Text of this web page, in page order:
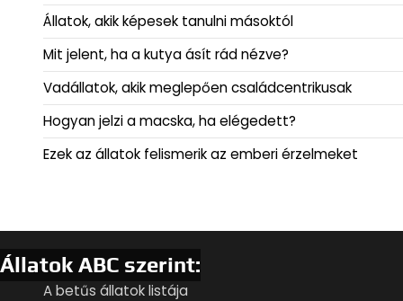
Állatok, akik képesek tanulni másoktól
Mit jelent, ha a kutya ásít rád nézve?
Vadállatok, akik meglepően családcentrikusak
Hogyan jelzi a macska, ha elégedett?
Ezek az állatok felismerik az emberi érzelmeket
Állatok ABC szerint:
A betűs állatok listája